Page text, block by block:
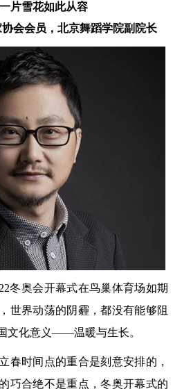
片雪花如此从容
会会员， 北京舞蹈学院副院长
奥会开幕式在鸟巢体育场如期
世界动荡的阴霾，都没有能够阻
文化意义——温暖与生长。
时间点的重合是刻意安排的，
巧合绝不是重点，冬奥开幕式的